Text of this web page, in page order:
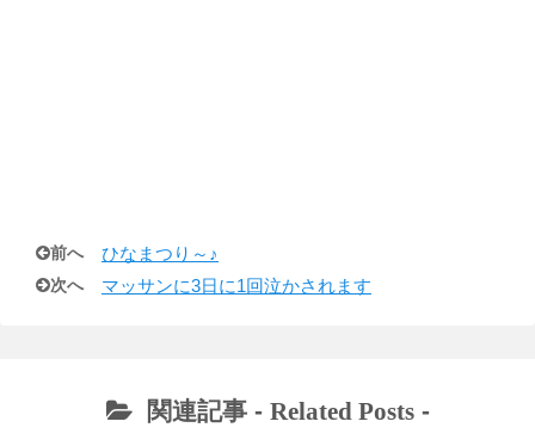
前へ ひなまつり～♪
次へ マッサンに3日に1回泣かされます
関連記事 - Related Posts-